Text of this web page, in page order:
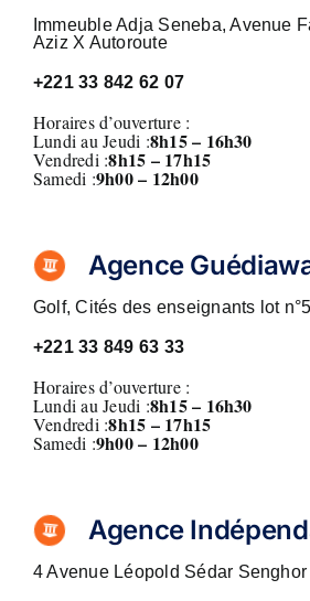
Immeuble Adja Seneba, Avenue
Aziz X Autoroute
+221 33 842 62 07
Horaires d’ouverture :
Lundi au Jeudi :8h15 – 16h30
Vendredi :8h15 – 17h15
Samedi :9h00 – 12h00
Agence
Golf, Cités des enseignants lot n°5
+221 33 849 63 33
Horaires d’ouverture :
Lundi au Jeudi :8h15 – 16h30
Vendredi :8h15 – 17h15
Samedi :9h00 – 12h00
Agence
4 Avenue Léopold Sédar Senghor